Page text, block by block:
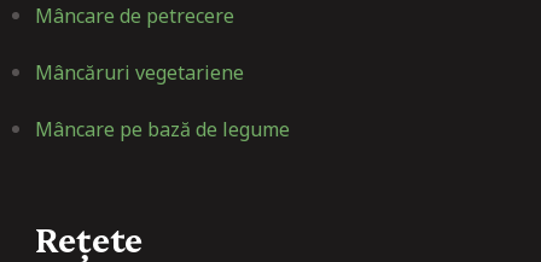
Mâncare de petrecere
Mâncăruri vegetariene
Mâncare pe bază de legume
Rețete